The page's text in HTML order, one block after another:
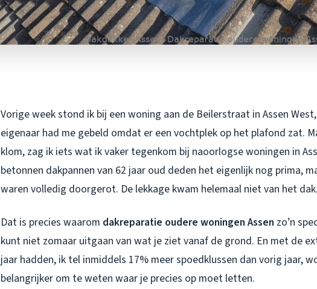
Vorige week stond ik bij een woning aan de Beilerstraat in Assen
eigenaar had me gebeld omdat er een vochtplek op het plafond zat.
klom, zag ik iets wat ik vaker tegenkom bij naoorlogse woningen in
betonnen dakpannen van 62 jaar oud deden het eigenlijk nog prima,
waren volledig doorgerot. De lekkage kwam helemaal niet van het dak.
Dat is precies waarom dakreparatie oudere woningen Assen zo’n
kunt niet zomaar uitgaan van wat je ziet vanaf de grond. En met de
jaar hadden, ik tel inmiddels 17% meer spoedklussen dan vorig jaar,
belangrijker om te weten waar je precies op moet letten.